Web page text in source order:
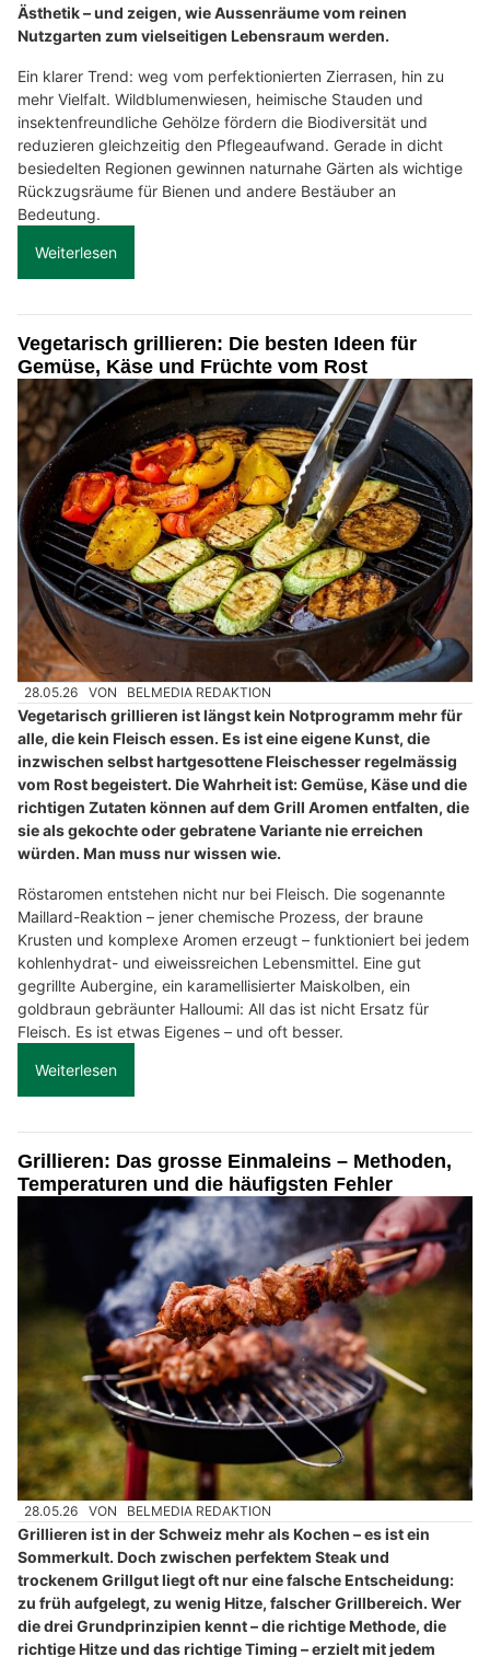
Ästhetik – und zeigen, wie Aussenräume vom reinen
Nutzgarten zum vielseitigen Lebensraum werden.
Ein klarer Trend: weg vom perfektionierten Zierrasen, hin zu
mehr Vielfalt. Wildblumenwiesen, heimische Stauden und
insektenfreundliche Gehölze fördern die Biodiversität und
reduzieren gleichzeitig den Pflegeaufwand. Gerade in dicht
besiedelten Regionen gewinnen naturnahe Gärten als wichtige
Rückzugsräume für Bienen und andere Bestäuber an
Bedeutung.
Weiterlesen
Vegetarisch grillieren: Die besten Ideen für
Gemüse, Käse und Früchte vom Rost
28.05.26 VON BELMEDIA REDAKTION
Vegetarisch grillieren ist längst kein Notprogramm mehr für
alle, die kein Fleisch essen. Es ist eine eigene Kunst, die
inzwischen selbst hartgesottene Fleischesser regelmässig
vom Rost begeistert. Die Wahrheit ist: Gemüse, Käse und die
richtigen Zutaten können auf dem Grill Aromen entfalten, die
sie als gekochte oder gebratene Variante nie erreichen
würden. Man muss nur wissen wie.
Röstaromen entstehen nicht nur bei Fleisch. Die sogenannte
Maillard-Reaktion – jener chemische Prozess, der braune
Krusten und komplexe Aromen erzeugt – funktioniert bei jedem
kohlenhydrat- und eiweissreichen Lebensmittel. Eine gut
gegrillte Aubergine, ein karamellisierter Maiskolben, ein
goldbraun gebräunter Halloumi: All das ist nicht Ersatz für
Fleisch. Es ist etwas Eigenes – und oft besser.
Weiterlesen
Grillieren: Das grosse Einmaleins – Methoden,
Temperaturen und die häufigsten Fehler
28.05.26 VON BELMEDIA REDAKTION
Grillieren ist in der Schweiz mehr als Kochen – es ist ein
Sommerkult. Doch zwischen perfektem Steak und
trockenem Grillgut liegt oft nur eine falsche Entscheidung:
zu früh aufgelegt, zu wenig Hitze, falscher Grillbereich. Wer
die drei Grundprinzipien kennt – die richtige Methode, die
richtige Hitze und das richtige Timing – erzielt mit jedem